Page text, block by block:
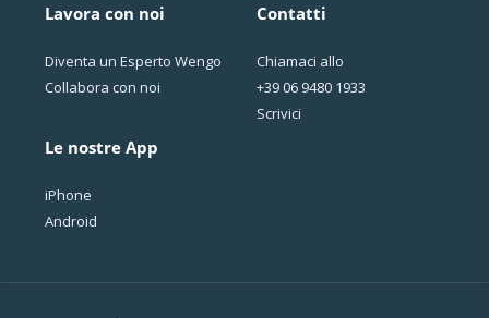
Lavora con noi
Diventa un Esperto Wengo
Collabora con noi
Le nostre App
iPhone
Android
Contatti
Chiamaci allo
+39 06 9480 1933
Scrivici